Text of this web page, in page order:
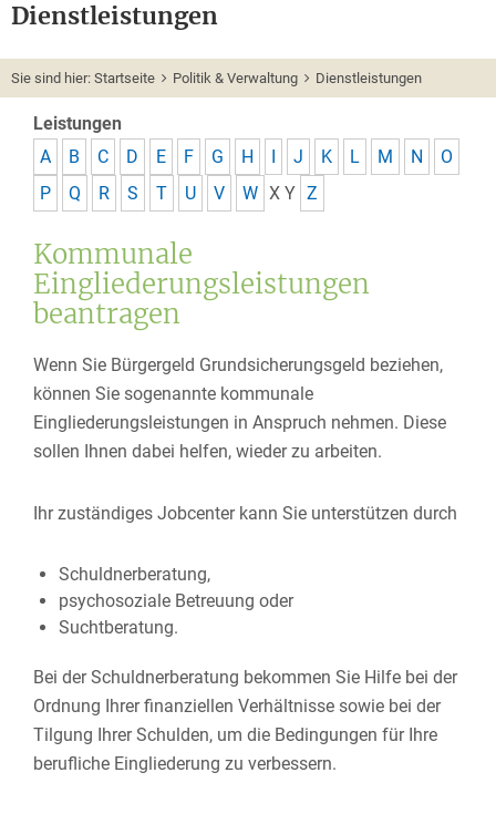
Dienstleistungen
Sie sind hier: Startseite Politik & Verwaltung Dienstleistungen
Leistungen
A
B C D E F G H I J K L M N
O
P
Q R S T U V W X Y Z
Kommunale
Eingliederungsleistungen
beantragen
Wenn Sie Bürgergeld Grundsicherungsgeld beziehen,
können Sie sogenannte kommunale
Eingliederungsleistungen in Anspruch nehmen. Diese
sollen Ihnen dabei helfen, wieder zu arbeiten.
Ihr zuständiges Jobcenter kann Sie unterstützen durch
Schuldnerberatung,
psychosoziale Betreuung oder
Suchtberatung.
Bei der Schuldnerberatung bekommen Sie Hilfe bei der
Ordnung Ihrer finanziellen Verhältnisse sowie bei der
Tilgung Ihrer Schulden, um die Bedingungen für Ihre
berufliche Eingliederung zu verbessern.